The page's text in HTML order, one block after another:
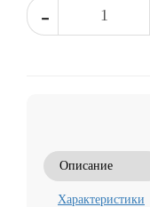
-
Описание
Характеристики